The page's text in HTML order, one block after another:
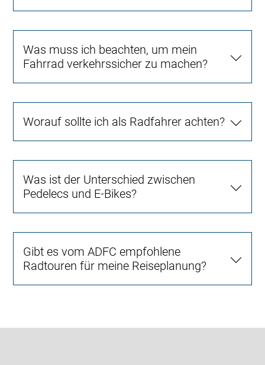
Was muss ich beachten, um mein
Fahrrad verkehrssicher zu machen?
Worauf sollte ich als Radfahrer achten?
Was ist der Unterschied zwischen
Pedelecs und E-Bikes?
Gibt es vom ADFC empfohlene
Radtouren für meine Reiseplanung?